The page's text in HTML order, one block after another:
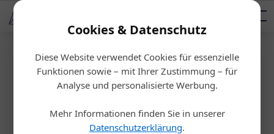
Cookies & Datenschutz
Diese Website verwendet Cookies für essenzielle
Funktionen sowie – mit Ihrer Zustimmung – für
Analyse und personalisierte Werbung.
Mehr Informationen finden Sie in unserer
Datenschutzerklärung.
AUTOMOTIVE SERVICES
AUTOMOTIVE AKADEMIE
Podcast
Startseite/Karosserie, Lack & Pflege
Ordentlich, bitte.
Philipp Bednar 10.04.2014, 08:56 Uhr